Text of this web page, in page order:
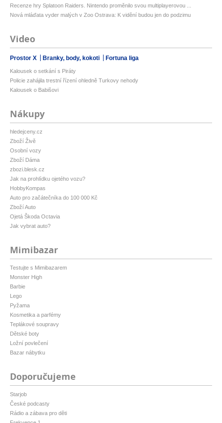
Recenze hry Splatoon Raiders. Nintendo proměnilo svou multiplayerovou ...
Nová mláďata vyder malých v Zoo Ostrava: K vidění budou jen do podzimu
Video
Prostor X Branky, body, kokoti Fortuna liga
Kalousek o setkání s Piráty
Policie zahájila trestní řízení ohledně Turkovy nehody
Kalousek o Babišovi
Nákupy
hledejceny.cz
Zboží Živě
Osobní vozy
Zboží Dáma
zbozi.blesk.cz
Jak na prohlídku ojetého vozu?
HobbyKompas
Auto pro začátečníka do 100 000 Kč
Zboží Auto
Ojetá Škoda Octavia
Jak vybrat auto?
Mimibazar
Testujte s Mimibazarem
Monster High
Barbie
Lego
Pyžama
Kosmetika a parfémy
Teplákové soupravy
Dětské boty
Ložní povlečení
Bazar nábytku
Doporučujeme
Starjob
České podcasty
Rádio a zábava pro děti